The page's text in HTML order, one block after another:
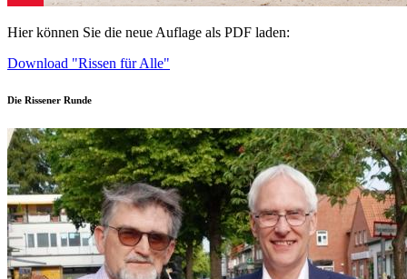
Hier können Sie die neue Auflage als PDF laden:
Download "Rissen für Alle"
Die Rissener Runde